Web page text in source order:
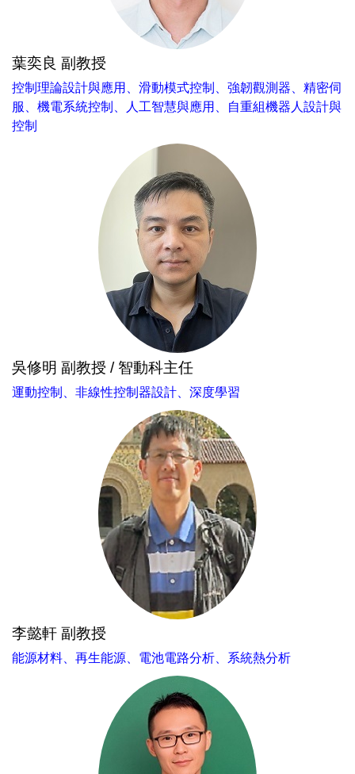
葉奕良 副教授
控制理論設計與應用、滑動模式控制、強韌觀測器、精密伺
服、機電系統控制、人工智慧與應用、自重組機器人設計與
控制
吳修明 副教授 / 智動科主任
運動控制、非線性控制器設計、深度學習
李懿軒 副教授
能源材料、再生能源、電池電路分析、系統熱分析